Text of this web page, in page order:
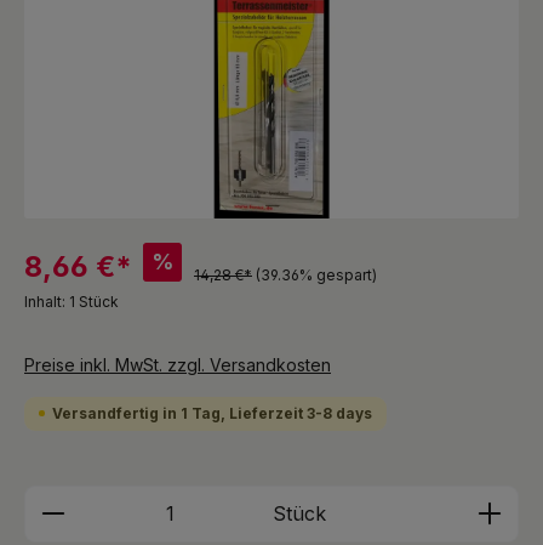
8,66 €* %
14,28 €* (39.36% gespart)
Inhalt: 1 Stück
Preise inkl. MwSt. zzgl. Versandkosten
Versandfertig in 1 Tag, Lieferzeit 3-8 days
Produkt Anzahl: Gib den
Stück